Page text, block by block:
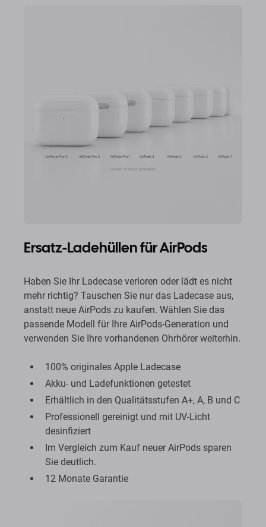
Ersatz-Ladehüllen für AirPods
Haben Sie Ihr Ladecase verloren oder lädt es nicht
mehr richtig? Tauschen Sie nur das Ladecase aus,
anstatt neue AirPods zu kaufen. Wählen Sie das
passende Modell für Ihre AirPods-Generation und
verwenden Sie Ihre vorhandenen Ohrhörer weiterhin.
100% originales Apple Ladecase
Akku- und Ladefunktionen getestet
Erhältlich in den Qualitätsstufen A+, A, B und C
Professionell gereinigt und mit UV-Licht
desinfiziert
Im Vergleich zum Kauf neuer AirPods sparen
Sie deutlich.
12 Monate Garantie